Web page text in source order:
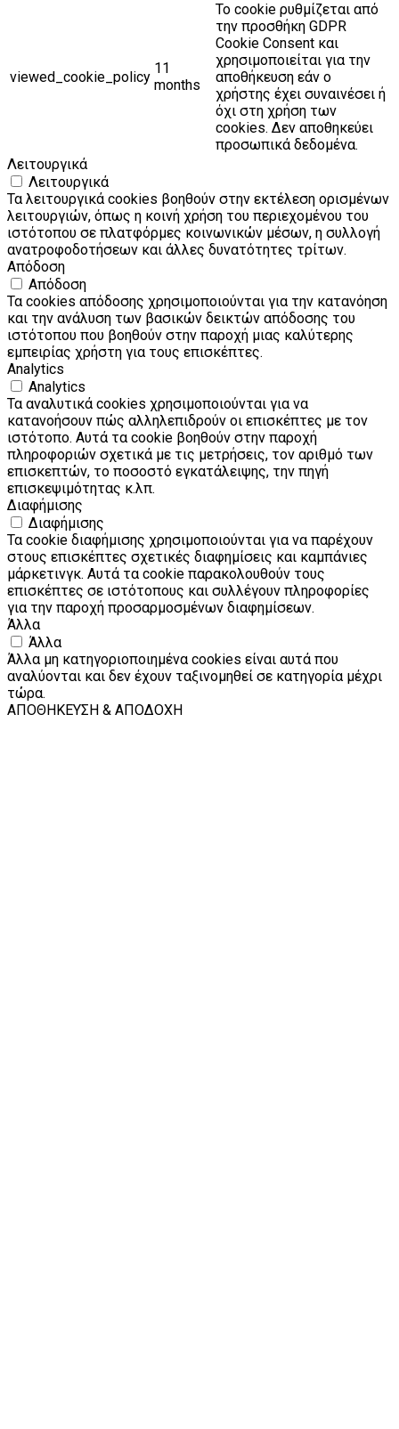
viewed_cookie_policy
11
months
Το cookie ρυθμίζεται από
την προσθήκη GDPR
Cookie Consent και
χρησιμοποιείται για την
αποθήκευση εάν ο
χρήστης έχει συναινέσει ή
όχι στη χρήση των
cookies. Δεν αποθηκεύει
προσωπικά δεδομένα.
Λειτουργικά
Λειτουργικά
Τα λειτουργικά cookies βοηθούν στην εκτέλεση ορισμένων
λειτουργιών, όπως η κοινή χρήση του περιεχομένου του
ιστότοπου σε πλατφόρμες κοινωνικών μέσων, η συλλογή
ανατροφοδοτήσεων και άλλες δυνατότητες τρίτων.
Απόδοση
Απόδοση
Τα cookies απόδοσης χρησιμοποιούνται για την κατανόηση
και την ανάλυση των βασικών δεικτών απόδοσης του
ιστότοπου που βοηθούν στην παροχή μιας καλύτερης
εμπειρίας χρήστη για τους επισκέπτες.
Analytics
Analytics
Τα αναλυτικά cookies χρησιμοποιούνται για να
κατανοήσουν πώς αλληλεπιδρούν οι επισκέπτες με τον
ιστότοπο. Αυτά τα cookie βοηθούν στην παροχή
πληροφοριών σχετικά με τις μετρήσεις, τον αριθμό των
επισκεπτών, το ποσοστό εγκατάλειψης, την πηγή
επισκεψιμότητας κ.λπ.
Διαφήμισης
Διαφήμισης
Τα cookie διαφήμισης χρησιμοποιούνται για να παρέχουν
στους επισκέπτες σχετικές διαφημίσεις και καμπάνιες
μάρκετινγκ. Αυτά τα cookie παρακολουθούν τους
επισκέπτες σε ιστότοπους και συλλέγουν πληροφορίες
για την παροχή προσαρμοσμένων διαφημίσεων.
Άλλα
Άλλα
Άλλα μη κατηγοριοποιημένα cookies είναι αυτά που
αναλύονται και δεν έχουν ταξινομηθεί σε κατηγορία μέχρι
τώρα.
ΑΠΟΘΗΚΕΥΣΗ & ΑΠΟΔΟΧΗ